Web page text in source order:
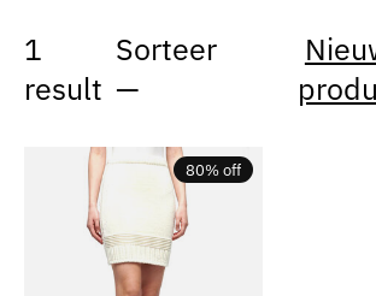
1
result
Sorteer
—
80% off